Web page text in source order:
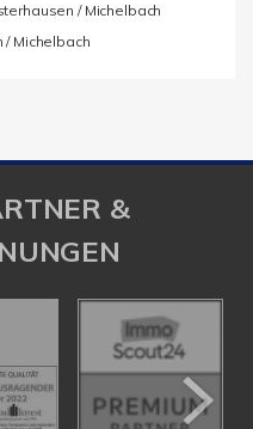
/ Michelbach
Michelbach
&